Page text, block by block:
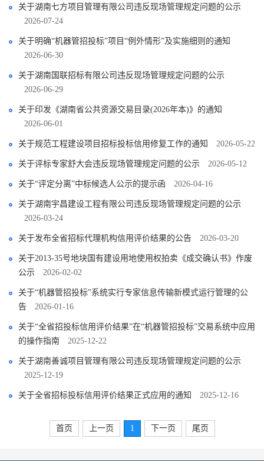
关于湖南七方项目管理有限公司违反现场管理规定问题的公示
2026-07-24
关于明确“机器管招投标”项目“例外情形”及实施细则的通知
2026-06-30
关于湖南国联招标有限公司违反现场管理规定问题的公示
2026-06-29
关于印发《湖南省公共资源交易目录(2026年本)》的通知
2026-06-01
关于规范工程建设项目招标投标信用修复工作的通知 2026-05-22
关于评标专家舒大会违反现场管理规定问题的公示 2026-05-12
关于“评定分离”中标候选人公示的提示函 2026-04-16
关于湖南宇昌建设工程有限公司违反现场管理规定问题的公示
2026-03-24
关于发布全省招标代理机构信用评价结果的公告 2026-03-20
关于2013-35号地块国有建设用地使用权拍卖《成交确认书》作废
公示
2026-02-02
关于“机器管招投标”系统实行专家信息传输新模式运行管理的公
告
2026-01-16
关于“全省招投标信用评价结果”在“机器管招投标”交易系统中应用
的操作指南
2025-12-22
关于湖南善诚项目管理有限公司违反现场管理规定问题的公示
2025-12-19
关于全省招标投标信用评价结果正式应用的通知 2025-12-16
首页 上一页 1 下一页 尾页